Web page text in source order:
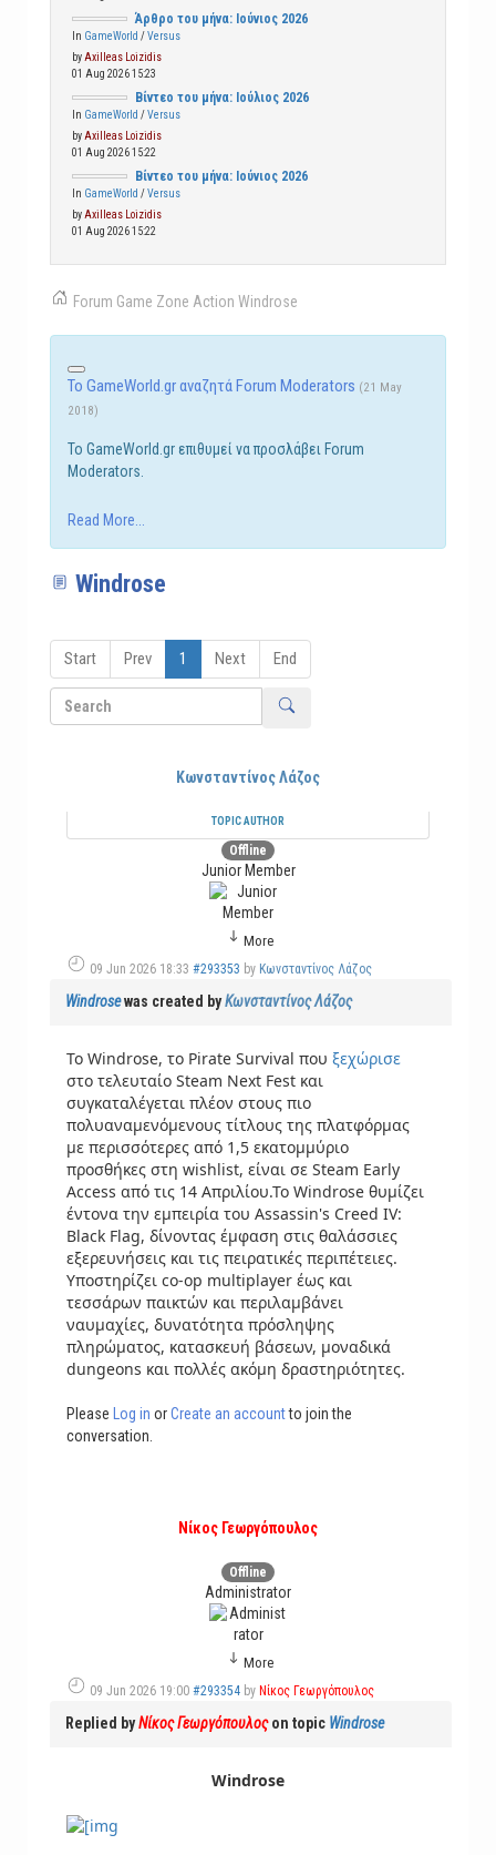
Άρθρο του μήνα: Ιούνιος 2026
In GameWorld /Versus
by Axilleas Loizidis
01 Aug 2026 15:23
Βίντεο του μήνα: Ιούλιος 2026
In GameWorld /Versus
by Axilleas Loizidis
01 Aug 2026 15:22
Βίντεο του μήνα: Ιούνιος 2026
In GameWorld /Versus
by Axilleas Loizidis
01 Aug 2026 15:22
Forum Game Zone Action Windrose
Το GameWorld.gr αναζητά Forum Moderators (21 May
2018)
Το GameWorld.gr επιθυμεί να προσλάβει Forum
Moderators.
Read More...
Windrose
Start Prev 1 Next End
Κωνσταντίνος Λάζος
TOPIC AUTHOR
Offline
Junior Member
More
09 Jun 2026 18:33 #293353 by Κωνσταντίνος Λάζος
Windrosewas created byΚωνσταντίνος Λάζος
Το Windrose, το Pirate Survival που ξεχώρισε
στο τελευταίο Steam Next Fest και
συγκαταλέγεται πλέον στους πιο
πολυαναμενόμενους τίτλους της πλατφόρμας
με περισσότερες από 1,5 εκατομμύριο
προσθήκες στη wishlist, είναι σε Steam Early
Access από τις 14 Απριλίου.Το Windrose θυμίζει
έντονα την εμπειρία του Assassin's Creed IV:
Black Flag, δίνοντας έμφαση στις θαλάσσιες
εξερευνήσεις και τις πειρατικές περιπέτειες.
Υποστηρίζει co-op multiplayer έως και
τεσσάρων παικτών και περιλαμβάνει
ναυμαχίες, δυνατότητα πρόσληψης
πληρώματος, κατασκευή βάσεων, μοναδικά
dungeons και πολλές ακόμη δραστηριότητες.
Please Log in orCreate an accountto join the
conversation.
Νίκος Γεωργόπουλος
Offline
Administrator
More
09 Jun 2026 19:00 #293354 by Νίκος Γεωργόπουλος
Replied byΝίκος Γεωργόπουλοςon topic Windrose
Windrose